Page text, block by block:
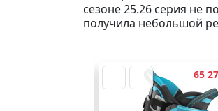
сезоне 25.26 серия не
получила небольшой
65